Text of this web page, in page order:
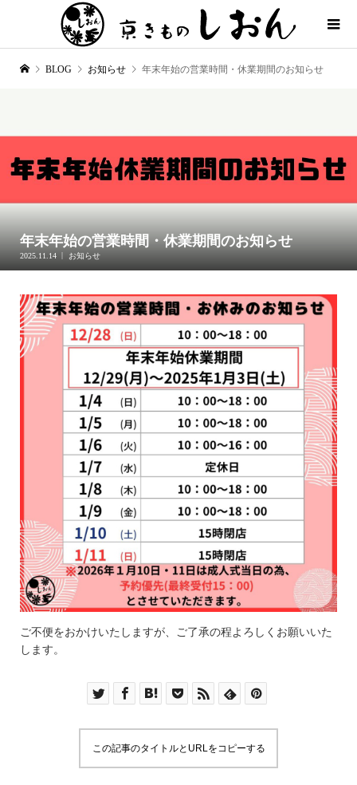
BLOG お知らせ 年末年始の営業時間・休業期間のお知らせ
年末年始の営業時間・休業期間のお知らせ
2025.11.14 お知らせ
ご不便をおかけいたしますが、ご了承の程よろしくお願いいた
します。
この記事のタイトルとURLをコピーする